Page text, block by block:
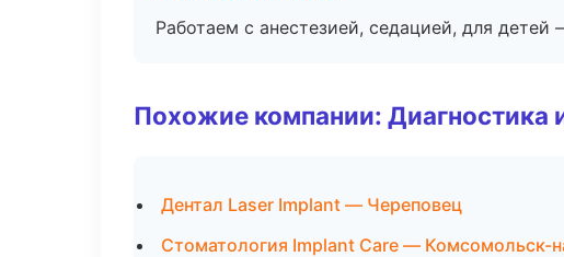
Работаем с анестезией, седацией, для детей
Похожие компании: Диагностика
Дентал Laser Implant — Череповец
Стоматология Implant Care — Комсомольск-